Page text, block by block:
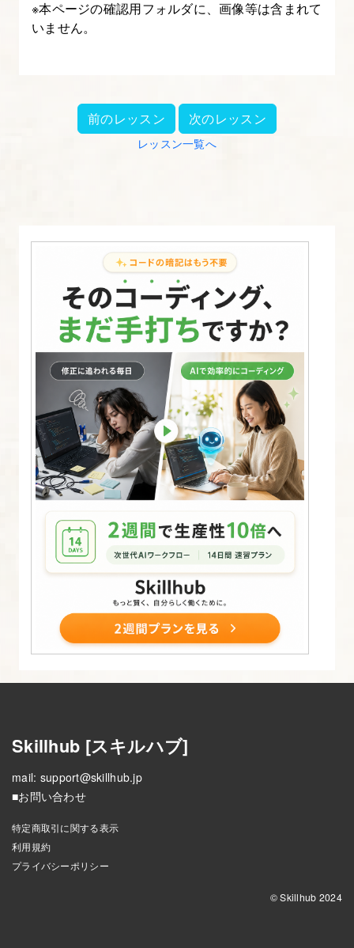
※本ページの確認用フォルダに、画像等は含まれて
いません。
前のレッスン 次のレッスン
レッスン一覧へ
Skillhub [スキルハブ]
mail: support@skillhub.jp
■お問い合わせ
特定商取引に関する表示
利用規約
プライバシーポリシー
© Skillhub 2024